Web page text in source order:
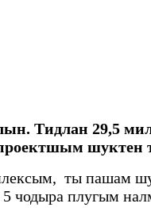
Тидлан 29,5
ты пашам
чодыра плугым